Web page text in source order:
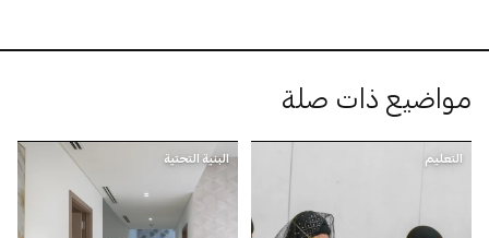
مواضيع ذات صلة
التعليم البنية التحتية